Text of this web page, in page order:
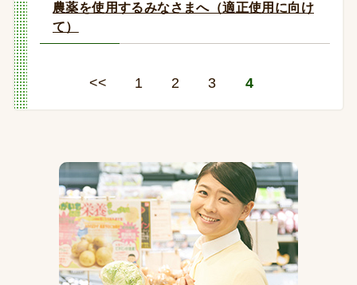
農薬を使用するみなさまへ（適正使用に向け
て）
<< 1 2 3 4